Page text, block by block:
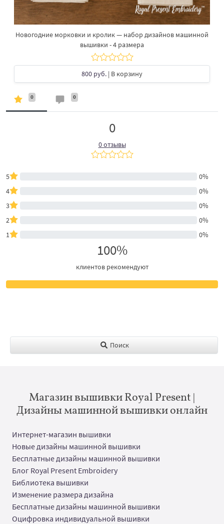
Новогодние морковки и кролик — набор дизайнов машинной
вышивки - 4 размера
800 руб. | В корзину
0 0
0
0 отзывы
5
0%
4
0%
3
0%
2
0%
1
0%
100%
клиентов рекомендуют
Поиск
Магазин вышивки Royal Present |
Дизайны машинной вышивки онлайн
Интернет-магазин вышивки
Новые дизайны машинной вышивки
Бесплатные дизайны машинной вышивки
Блог Royal Present Embroidery
Библиотека вышивки
Изменение размера дизайна
Бесплатные дизайны машинной вышивки
Оцифровка индивидуальной вышивки